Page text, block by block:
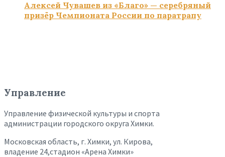
Алексей Чувашев из «Благо» — серебряный
призёр Чемпионата России по паратрапу
Управление
Управление физической культуры и спорта
администрации городского округа Химки.
Московская область, г. Химки, ул. Кирова,
владение 24,стадион «Арена Химки»